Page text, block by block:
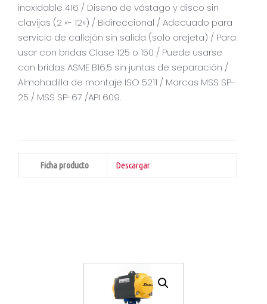
inoxidable 416 / Diseño de vástago y disco sin
clavijas (2 «- 12») / Bidireccional / Adecuado para
servicio de callejón sin salida (solo orejeta) / Para
usar con bridas Clase 125 o 150 / Puede usarse
con bridas ASME B16.5 sin juntas de separación /
Almohadilla de montaje ISO 5211 / Marcas MSS SP-
25 / MSS SP-67 /API 609.
Ficha producto Descargar